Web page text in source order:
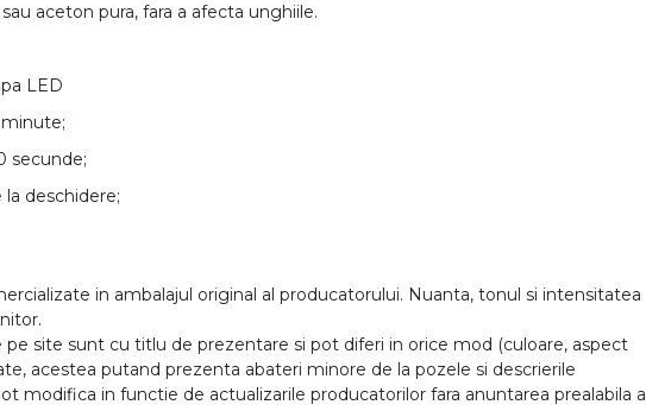
aceton pura, fara a afecta unghiile.
LED
minute;
secunde;
la deschidere;
in ambalajul original al producatorului. Nuanta, tonul si intensitatea
site sunt cu titlu de prezentare si pot diferi in orice mod (culoare, aspect
acestea putand prezenta abateri minore de la pozele si descrierile
modifica in functie de actualizarile producatorilor fara anuntarea prealabila a